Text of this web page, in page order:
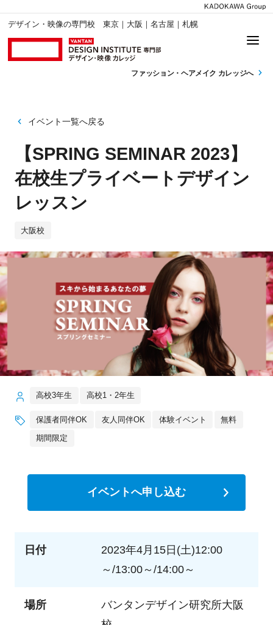
デザイン・映像の専門校 東京｜大阪｜名古屋｜札幌
ファッション・ ヘアメイク カレッジへ
イベント一覧へ戻る
【SPRING SEMINAR 2023】
在校生プライベートデザイン
レッスン
大阪校
高校3年生 高校1・2年生
保護者同伴OK 友人同伴OK 体験イベント 無料
期間限定
イベントへ申し込む
日付
2023年4月15日(土)12:00
～/13:00～/14:00～
場所
バンタンデザイン研究所大阪